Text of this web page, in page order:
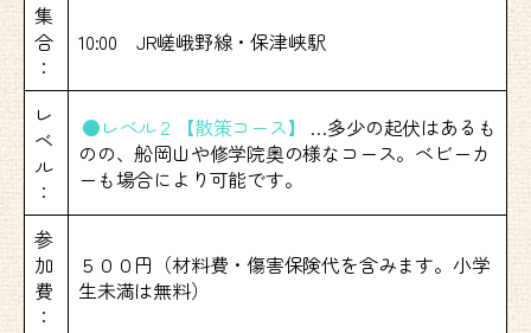
集
合
：
10:00 JR嵯峨野線・保津峡駅
レ
ベ
ル
：
●レベル２【散策コース】
…多少の起伏はあるも
のの、船岡山や修学院奥の様なコース。ベビーカ
ーも場合により可能です。
参
加
費
：
５００円（材料費・傷害保険代を含みます。小学
生未満は無料）